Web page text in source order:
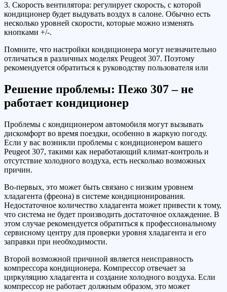
3. Скорость вентилятора: регулирует скорость, с которой
кондиционер будет выдувать воздух в салоне. Обычно есть
несколько уровней скорости, которые можно изменять
кнопками +/-.
Помните, что настройки кондиционера могут незначительно
отличаться в различных моделях Peugeot 307. Поэтому
рекомендуется обратиться к руководству пользователя или
Решение проблемы: Пежо 307 – не
работает кондиционер
Проблемы с кондиционером автомобиля могут вызывать
дискомфорт во время поездки, особенно в жаркую погоду.
Если у вас возникли проблемы с кондиционером вашего
Peugeot 307, такими как неработающий климат-контроль и
отсутствие холодного воздуха, есть несколько возможных
причин.
Во-первых, это может быть связано с низким уровнем
хладагента (фреона) в системе кондиционирования.
Недостаточное количество хладагента может привести к тому,
что система не будет производить достаточное охлаждение. В
этом случае рекомендуется обратиться к профессиональному
сервисному центру для проверки уровня хладагента и его
заправки при необходимости.
Второй возможной причиной является неисправность
компрессора кондиционера. Компрессор отвечает за
циркуляцию хладагента и создание холодного воздуха. Если
компрессор не работает должным образом, это может